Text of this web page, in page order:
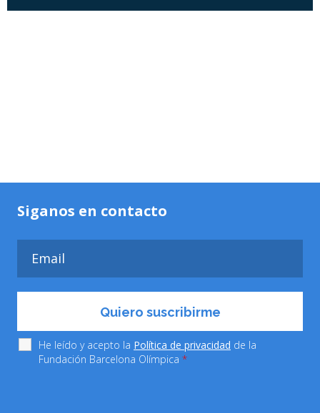
Siganos en contacto
He leído y acepto la Política de privacidad de la
Fundación Barcelona Olímpica *